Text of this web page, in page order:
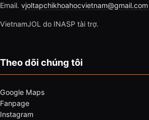
Email. vjoltapchikhoahocvietnam@gmail.com
VietnamJOL do INASP tài trợ.
Theo dõi chúng tôi
Google Maps
Fanpage
Instagram